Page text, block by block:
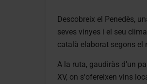
Descobreix el Penedès,
seves vinyes i el seu
català elaborat segons el
A la ruta, gaudiràs d’un
XV, on s'ofereixen vins